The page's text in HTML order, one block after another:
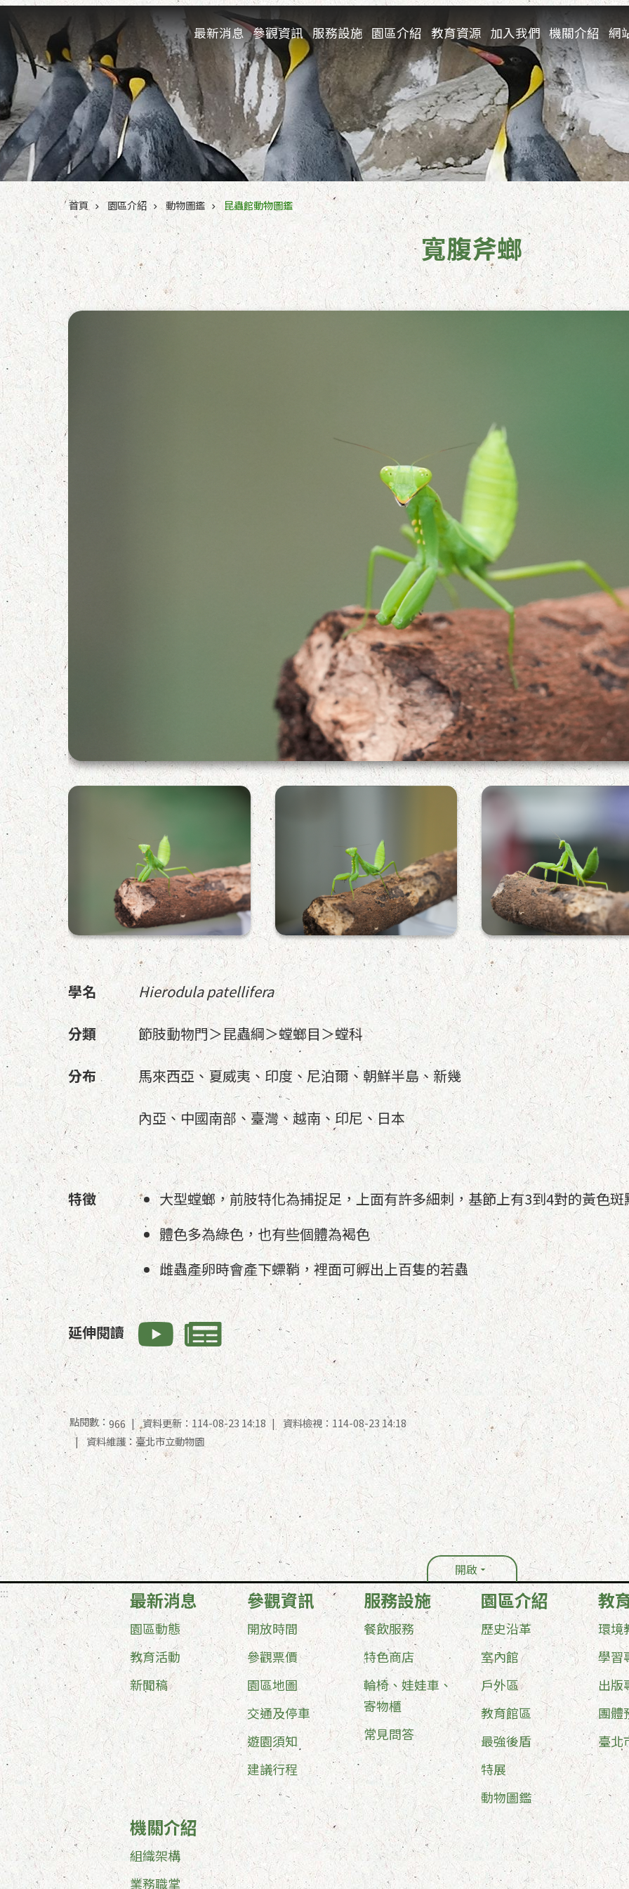
最新消息 參觀資訊 服務設施 園區介紹 教育資源 加入我們 機關介紹 網
:::
首頁 園區介紹 動物圖鑑 昆蟲館動物圖鑑
寬腹斧螳正面照 寬腹斧螳基節上有黃色斑點 寬腹斧螳側面特寫
學名 Hierodula patellifera
分類 節肢動物門＞昆蟲綱＞螳螂目＞螳科
分布 馬來西亞、夏威夷、印度、尼泊爾、朝鮮半島、新幾
內亞、中國南部、臺灣、越南、印尼、日本
特徵
大型螳螂，前肢特化為捕捉足，上面有許多細刺，基節上有3到4對的黃色斑
體色多為綠色，也有些個體為褐色
雌蟲產卵時會產下螵鞘，裡面可孵出上百隻的若蟲
延伸閱讀
點閱數： 966 資料更新：114-08-23 14:18
資料檢視：114-08-23 14:18
資料維護：臺北市立動物園
開啟
:::
最新消息
園區動態
教育活動
新聞稿
參觀資訊
開放時間
參觀票價
園區地圖
交通及停車
遊園須知
建議行程
服務設施
餐飲服務
特色商店
輪椅、娃娃車、
寄物櫃
常見問答
園區介紹
歷史沿革
室內館
戶外區
教育館區
最強後盾
特展
動物圖鑑
教
環境
學習
出版
團體
臺北
機關介紹
組織架構
業務職掌